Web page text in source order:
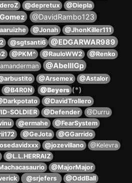
@depretux
@Diepla
@DavidRambo123
@Jonah
@JhonKiller111
@sgtsanti6 @EDGARWAR989
@PKM^ @RauloWW2
@Renko
@AbelllGp
@Arsemex
@Astalor
@B4R0N @Beyers (*)
@DavidTrollero
SOLDIER @Defender
@Durru
@ermahe
@FearSystem
@GeJota
@GGarrido
@jozevillano
@Kelevra
@L.L.HERRAIZ
@MajorMajor
@srjefers
@OddBall